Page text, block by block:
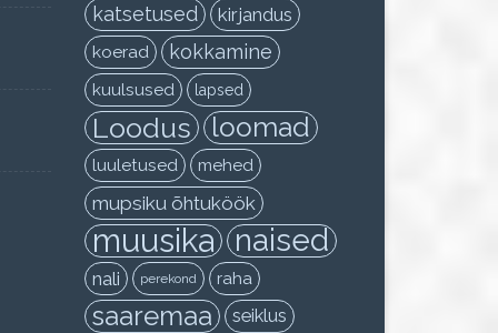
katsetused kirjandus
koerad kokkamine
kuulsused lapsed
Loodus loomad
luuletused mehed
mupsiku õhtuköök
muusika naised
nali perekond raha
saaremaa seiklus